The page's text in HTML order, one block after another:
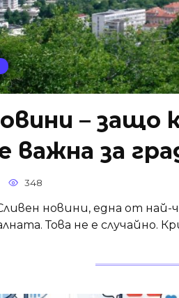
– защо
важна за
348
новини, една от
Това не е случайно.